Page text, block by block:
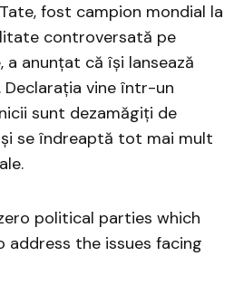
fost campion mondial la
controversată pe
a anunțat că își lansează
vine într-un
sunt dezamăgiți de
se îndreaptă tot mai mult
political parties which
address the issues facing